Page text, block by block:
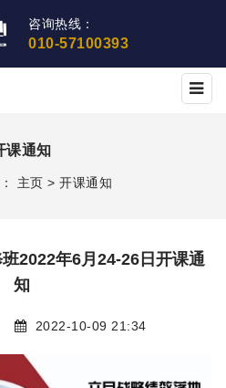
咨询热线：
010-57100393
课通知
主页 >开课通知
2022年6月24-26日开课通
知
2022-10-09 21:34